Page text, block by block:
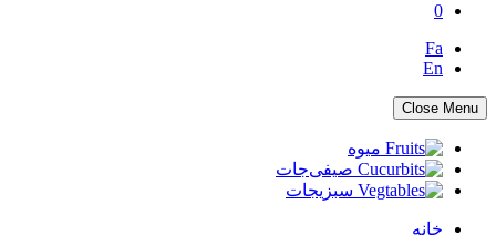
0
Fa
En
Close Menu
میوه
صیفی‌جات
سبزیجات
خانه